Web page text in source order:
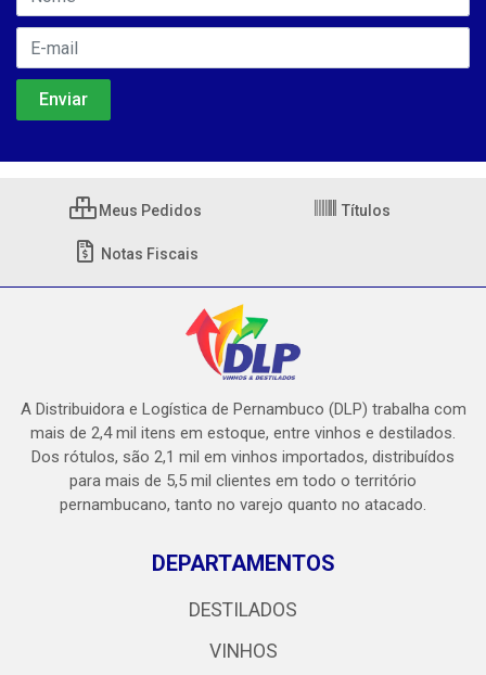
Meus Pedidos Títulos
Notas Fiscais
A Distribuidora e Logística de Pernambuco (DLP) trabalha com
mais de 2,4 mil itens em estoque, entre vinhos e destilados.
Dos rótulos, são 2,1 mil em vinhos importados, distribuídos
para mais de 5,5 mil clientes em todo o território
pernambucano, tanto no varejo quanto no atacado.
DEPARTAMENTOS
DESTILADOS
VINHOS